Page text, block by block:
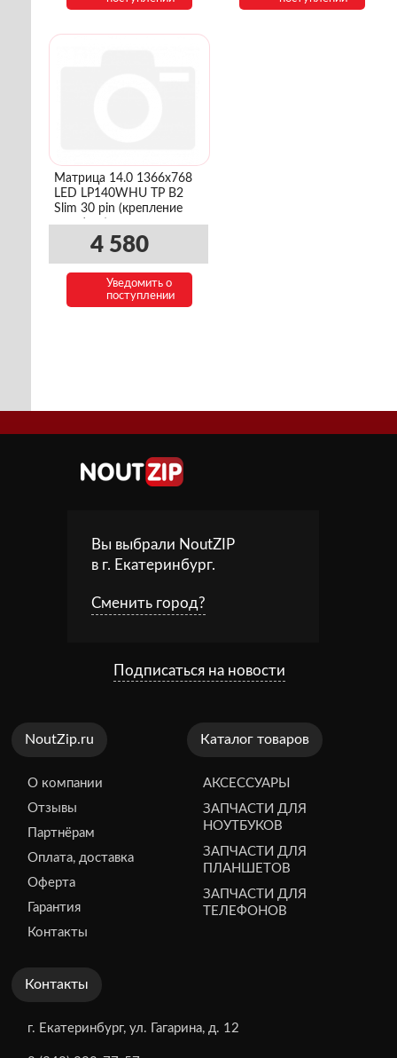
Матрица 14.0 1366x768
LED LP140WHU TP B2
Slim 30 pin (крепление
верх/низ)
4 580
Уведомить о
поступлении
Вы выбрали NoutZIP
в г. Екатеринбург.
Сменить город?
Подписаться на новости
NoutZip.ru
О компании
Отзывы
Партнёрам
Оплата, доставка
Оферта
Гарантия
Контакты
Каталог товаров
АКСЕССУАРЫ
ЗАПЧАСТИ ДЛЯ
НОУТБУКОВ
ЗАПЧАСТИ ДЛЯ
ПЛАНШЕТОВ
ЗАПЧАСТИ ДЛЯ
ТЕЛЕФОНОВ
Контакты
г. Екатеринбург, ул. Гагарина, д. 12